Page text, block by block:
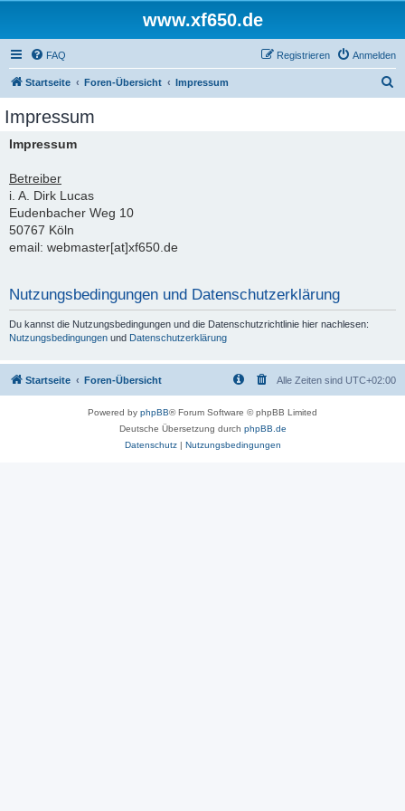
www.xf650.de
FAQ Anmelden
Registrieren
Startseite Foren-Übersicht Impressum
Impressum
Impressum
Betreiber
i. A. Dirk Lucas
Eudenbacher Weg 10
50767 Köln
email: webmaster[at]xf650.de
Nutzungsbedingungen und Datenschutzerklärung
Du kannst die Nutzungsbedingungen und die Datenschutzrichtlinie hier nachlesen:
Nutzungsbedingungen und Datenschutzerklärung
Startseite Foren-Übersicht Alle Zeiten sind UTC+02:00
Powered by phpBB® Forum Software © phpBB Limited
Deutsche Übersetzung durch phpBB.de
Datenschutz| Nutzungsbedingungen